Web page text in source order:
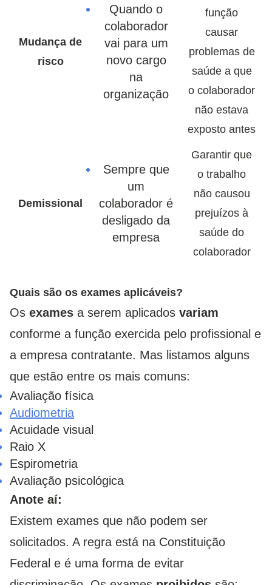
Mudança de
risco
Quando o
colaborador
vai para um
novo cargo
na
organização
função
causar
problemas de
saúde a que
o colaborador
não estava
exposto antes
Demissional
Sempre que
um
colaborador é
desligado da
empresa
Garantir que
o trabalho
não causou
prejuízos à
saúde do
colaborador
Quais são os exames aplicáveis?
Os exames a serem aplicados variam
conforme a função exercida pelo profissional e
a empresa contratante. Mas listamos alguns
que estão entre os mais comuns:
Avaliação física
Audiometria
Acuidade visual
Raio X
Espirometria
Avaliação psicológica
Anote aí:
Existem exames que não podem ser
solicitados. A regra está na Constituição
Federal e é uma forma de evitar